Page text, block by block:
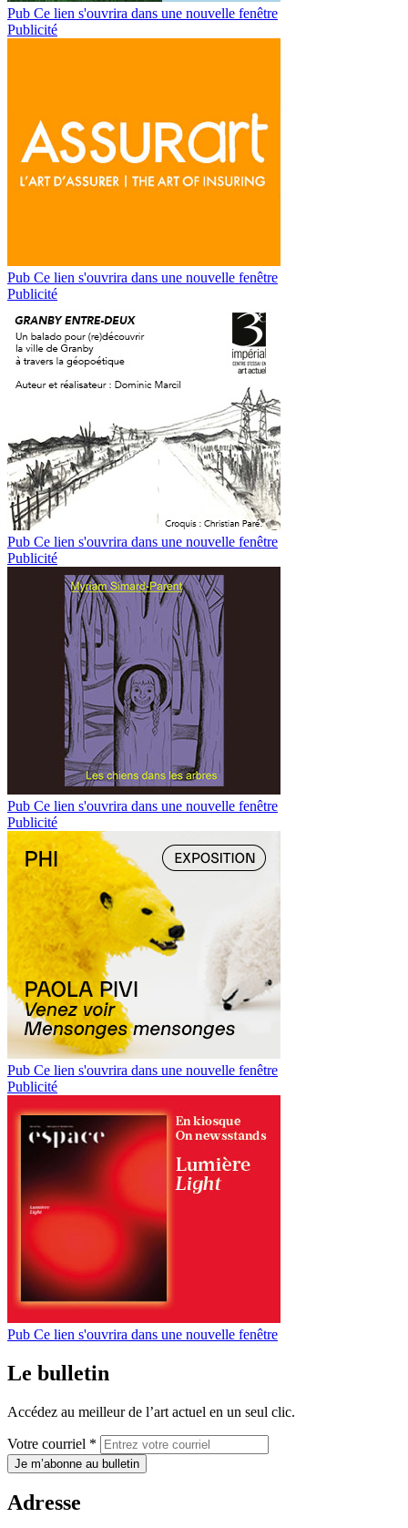
Pub Ce lien s'ouvrira dans une nouvelle fenêtre
Publicité
Pub Ce lien s'ouvrira dans une nouvelle fenêtre
Publicité
Pub Ce lien s'ouvrira dans une nouvelle fenêtre
Publicité
Pub Ce lien s'ouvrira dans une nouvelle fenêtre
Publicité
Pub Ce lien s'ouvrira dans une nouvelle fenêtre
Publicité
Pub Ce lien s'ouvrira dans une nouvelle fenêtre
Le bulletin
Accédez au meilleur de l’art actuel en un seul clic.
Votre courriel *
Je m’abonne au bulletin
Adresse